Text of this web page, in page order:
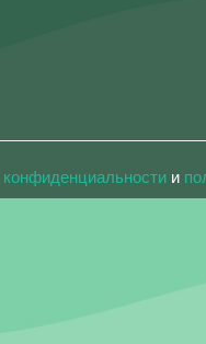
конфиденциальности и